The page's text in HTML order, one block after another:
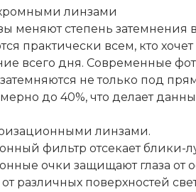
линзами
меняют степень затемнения
практически всем, кто
всего дня. Современные
не только под
до 40%, что делает
линзами.
фильтр отсекает блики-
очки защищают глаза от
различных поверхностей